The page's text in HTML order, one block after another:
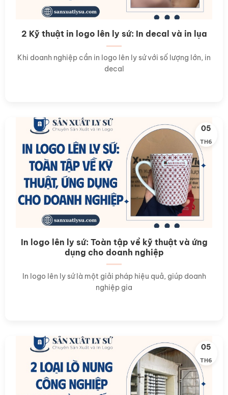
2 Kỹ thuật in logo lên ly sứ: In decal và in lụa
Khi doanh nghiệp cần in logo lên ly sứ với số lượng lớn, in
decal
In logo lên ly sứ: Toàn tập về kỹ thuật và ứng
dụng cho doanh nghiệp
In logo lên ly sứ là một giải pháp hiệu quả, giúp doanh
nghiệp gia
05
TH6
05
TH6